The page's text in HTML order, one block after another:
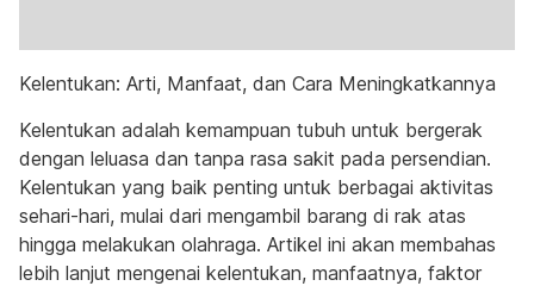
Kelentukan: Arti, Manfaat, dan Cara Meningkatkannya
Kelentukan adalah kemampuan tubuh untuk bergerak
dengan leluasa dan tanpa rasa sakit pada persendian.
Kelentukan yang baik penting untuk berbagai aktivitas
sehari-hari, mulai dari mengambil barang di rak atas
hingga melakukan olahraga. Artikel ini akan membahas
lebih lanjut mengenai kelentukan, manfaatnya, faktor